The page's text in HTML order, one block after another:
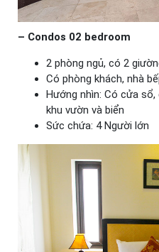
– Condos 02 bedroom
2 phòng ngủ, có 2
Có phòng khách, nhà
Hướng nhìn: Có cửa
khu vườn và biển
Sức chứa: 4 Người lớn